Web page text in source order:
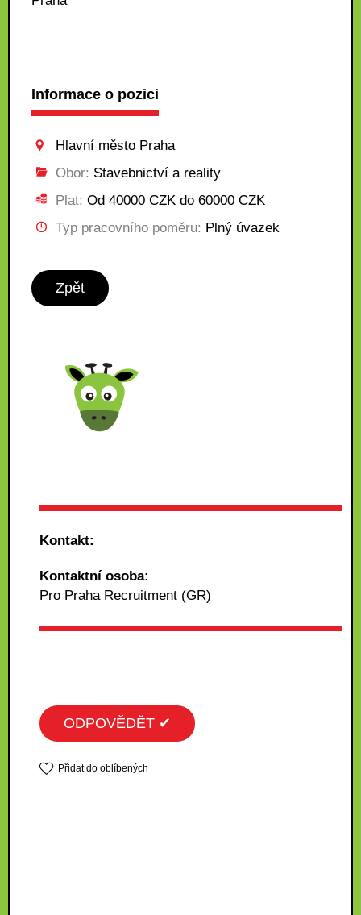
Informace o pozici
Hlavní město Praha
Obor: Stavebnictví a reality
Plat: Od 40000 CZK do 60000 CZK
Typ pracovního poměru: Plný úvazek
Zpět
Kontakt:
Kontaktní osoba:
Pro Praha Recruitment (GR)
ODPOVĚDĚT ✔
Přidat do oblíbených